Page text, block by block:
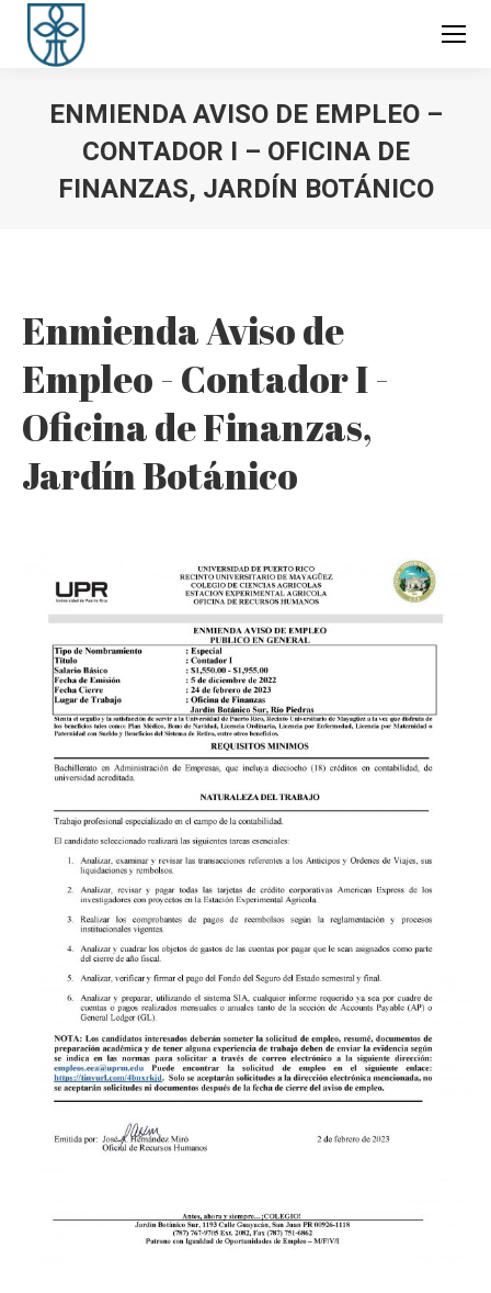
ENMIENDA AVISO DE EMPLEO –
CONTADOR I – OFICINA DE
FINANZAS, JARDÍN BOTÁNICO
Enmienda Aviso de
Empleo - Contador I -
Oficina de Finanzas,
Jardín Botánico